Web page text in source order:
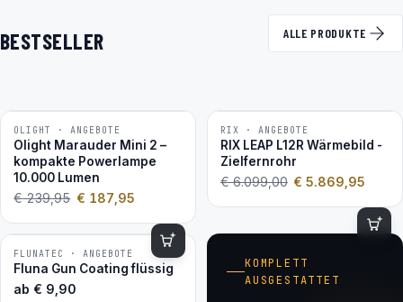
BESTSELLER ALLE PRODUKTE
−22 %
OLIGHT · ANGEBOTE
Olight Marauder Mini 2 –
kompakte Powerlampe
10.000 Lumen
€239,95 € 187,95
−4 %
RIX · ANGEBOTE
RIX LEAP L12R Wärmebild -
Zielfernrohr
€6.099,00 € 5.869,95
BESTSELLER
FLUNATEC · ANGEBOTE
Fluna Gun Coating flüssig
ab € 9,90
KOMPLETT
AUSGESTATTET